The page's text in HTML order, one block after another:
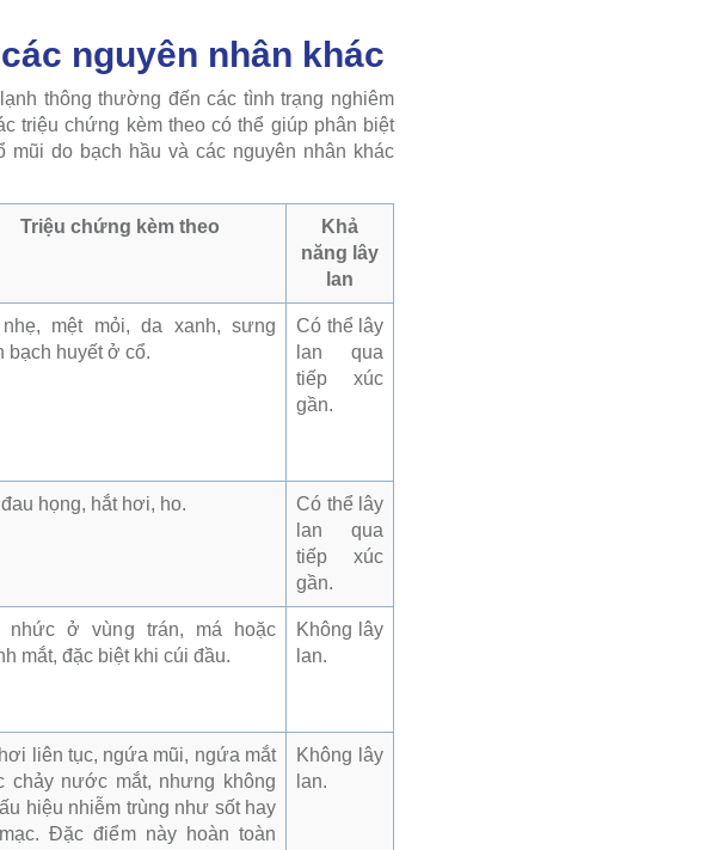
nguyên nhân khác
thông thường đến các tình trạng nghiêm
triệu chứng kèm theo có thể giúp phân biệt
do bạch hầu và các nguyên nhân khác
Triệu chứng kèm theo
Khả
năng lây
lan
mệt mỏi, da xanh, sưng
bạch huyết ở cổ.
Có thể lây
lan qua
tiếp xúc
gần.
họng, hắt hơi, ho.
Có thể lây
lan qua
tiếp xúc
gần.
nhức ở vùng trán, má hoặc
mắt, đặc biệt khi cúi đầu.
Không lây
lan.
liên tục, ngứa mũi, ngứa mắt
chảy nước mắt, nhưng không
hiệu nhiễm trùng như sốt hay
Đặc điểm này hoàn toàn
Không lây
lan.